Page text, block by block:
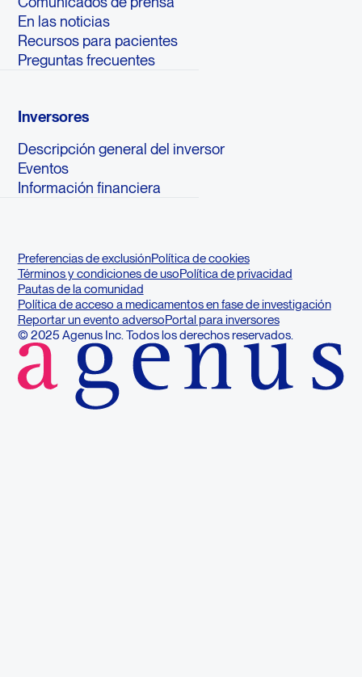
En las noticias
Recursos para pacientes
Preguntas frecuentes
Inversores
Descripción general del inversor
Eventos
Información financiera
Preferencias de exclusiónPolítica de cookies
Términos y condiciones de usoPolítica de privacidad
Pautas de la comunidad
Política de acceso a medicamentos en fase de investigación
Reportar un evento adversoPortal para inversores
© 2025 Agenus Inc. Todos los derechos reservados.